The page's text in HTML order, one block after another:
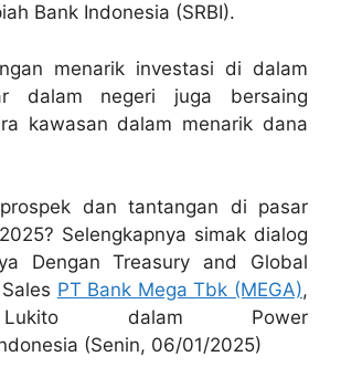
Bank Indonesia (SRBI).
menarik investasi di dalam
dalam negeri juga bersaing
kawasan dalam menarik dana
dan tantangan di pasar
Selengkapnya simak dialog
Dengan Treasury and Global
PT Bank Mega Tbk (MEGA),
dalam Power
(Senin, 06/01/2025)